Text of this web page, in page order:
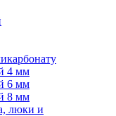
4 мм
6 мм
8 мм
люки и